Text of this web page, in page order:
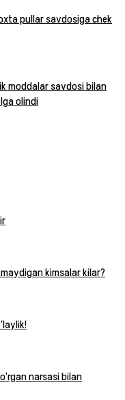
pullar savdosiga chek
moddalar savdosi bilan
olindi
kimsalar kilar?
narsasi bilan